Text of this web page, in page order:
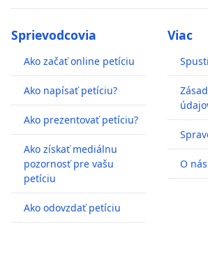
Sprievodcovia
Ako začať online petíciu
Ako napísať petíciu?
Ako prezentovať petíciu?
Ako získať mediálnu
pozornosť pre vašu
petíciu
Ako odovzdať petíciu
Viac
O nás